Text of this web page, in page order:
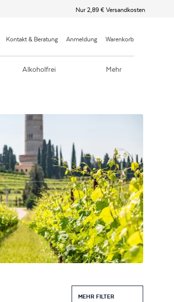
Nur 2,89 € Versandkosten
Kontakt & Beratung Anmeldung Warenkorb
Alkoholfrei Mehr
MEHR FILTER